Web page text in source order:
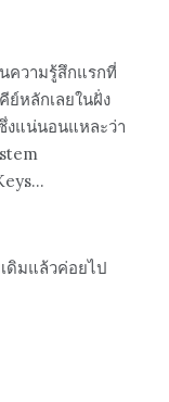
ความรู้สึกแรกที่
หลักเลยในฝั่ง
งแน่นอนแหละว่า
ดิมแล้วค่อยไป